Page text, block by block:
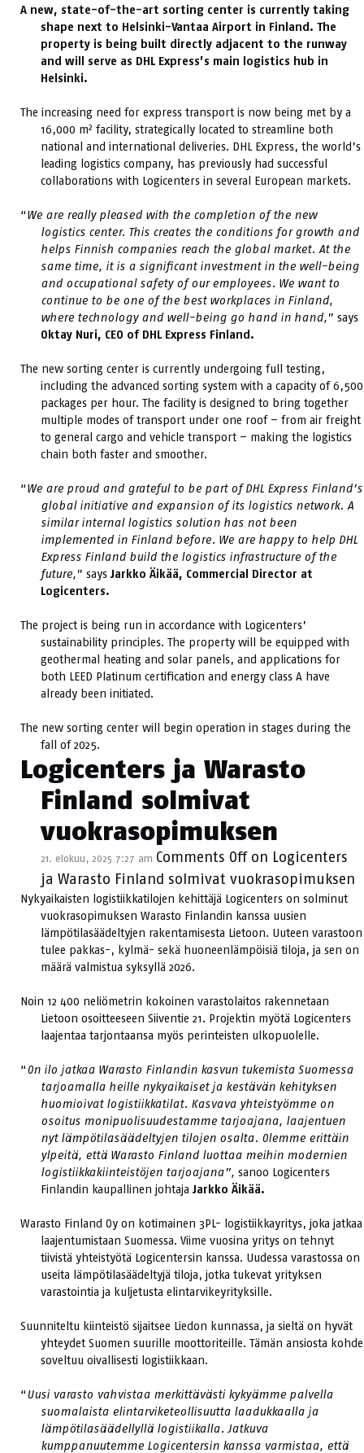
A new, state-of-the-art sorting center is currently taking
shape next to Helsinki-Vantaa Airport in Finland. The
property is being built directly adjacent to the runway
and will serve as DHL Express’s main logistics hub in
Helsinki.
The increasing need for express transport is now being met by a
16,000 m² facility, strategically located to streamline both
national and international deliveries. DHL Express, the world’s
leading logistics company, has previously had successful
collaborations with Logicenters in several European markets.
“We are really pleased with the completion of the new
logistics center. This creates the conditions for growth and
helps Finnish companies reach the global market. At the
same time, it is a significant investment in the well-being
and occupational safety of our employees. We want to
continue to be one of the best workplaces in Finland,
where technology and well-being go hand in hand,” says
Oktay Nuri, CEO of DHL Express Finland.
The new sorting center is currently undergoing full testing,
including the advanced sorting system with a capacity of 6,500
packages per hour. The facility is designed to bring together
multiple modes of transport under one roof – from air freight
to general cargo and vehicle transport – making the logistics
chain both faster and smoother.
“We are proud and grateful to be part of DHL Express Finland’s
global initiative and expansion of its logistics network. A
similar internal logistics solution has not been
implemented in Finland before. We are happy to help DHL
Express Finland build the logistics infrastructure of the
future,” saysJarkko Äikää, Commercial Director at
Logicenters.
The project is being run in accordance with Logicenters’
sustainability principles. The property will be equipped with
geothermal heating and solar panels, and applications for
both LEED Platinum certification and energy class A have
already been initiated.
The new sorting center will begin operation in stages during the
fall of 2025.
Logicenters ja Warasto
Finland solmivat
vuokrasopimuksen
21. elokuu, 2025 7:27 am Comments Offon Logicenters
ja Warasto Finland solmivat vuokrasopimuksen
Nykyaikaisten logistiikkatilojen kehittäjä Logicenters on solminut
vuokrasopimuksen Warasto Finlandin kanssa uusien
lämpötilasäädeltyjen rakentamisesta Lietoon. Uuteen varastoon
tulee pakkas-, kylmä- sekä huoneenlämpöisiä tiloja, ja sen on
määrä valmistua syksyllä 2026.
Noin 12 400 neliömetrin kokoinen varastolaitos rakennetaan
Lietoon osoitteeseen Siiventie 21. Projektin myötä Logicenters
laajentaa tarjontaansa myös perinteisten ulkopuolelle.
“On ilo jatkaa Warasto Finlandin kasvun tukemista Suomessa
tarjoamalla heille nykyaikaiset ja kestävän kehityksen
huomioivat logistiikkatilat. Kasvava yhteistyömme on
osoitus monipuolisuudestamme tarjoajana, laajentuen
nyt lämpötilasäädeltyjen tilojen osalta. Olemme erittäin
ylpeitä, että Warasto Finland luottaa meihin modernien
logistiikkakiinteistöjen tarjoajana”,sanoo Logicenters
Finlandin kaupallinen johtaja Jarkko Äikää.
Warasto Finland Oy on kotimainen 3PL- logistiikkayritys, joka jatkaa
laajentumistaan Suomessa. Viime vuosina yritys on tehnyt
tiivistä yhteistyötä Logicentersin kanssa. Uudessa varastossa on
useita lämpötilasäädeltyjä tiloja, jotka tukevat yrityksen
varastointia ja kuljetusta elintarvikeyrityksille.
Suunniteltu kiinteistö sijaitsee Liedon kunnassa, ja sieltä on hyvät
yhteydet Suomen suurille moottoriteille. Tämän ansiosta kohde
soveltuu oivallisesti logistiikkaan.
“Uusi varasto vahvistaa merkittävästi kykyämme palvella
suomalaista elintarviketeollisuutta laadukkaalla ja
lämpötilasäädellyllä logistiikalla. Jatkuva
kumppanuutemme Logicentersin kanssa varmistaa, että